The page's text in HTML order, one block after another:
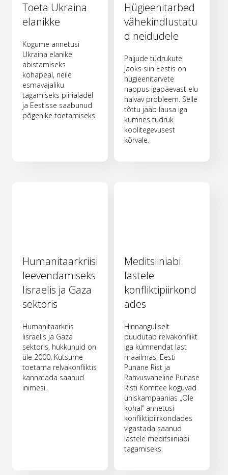
Toeta Ukraina
elanikke
Kogume annetusi
Ukraina elanike
abistamiseks
kohapeal, neile
esmavajaliku
tagamiseks piirialadel
ja Eestisse saabunud
põgenike toetamiseks.
Hügieenitarbed
vähekindlustatu
d neidudele
Paljude tüdrukute
jaoks siin Eestis on
hügieenitarvete
nappus igapäevast elu
halvav probleem. Selle
tõttu jääb lausa iga
kümnes tüdruk
koolitegevusest
kõrvale.
Humanitaarkriisi
leevendamiseks
Iisraelis ja Gaza
sektoris
Humanitaarkriis
Iisraelis ja Gaza
sektoris, hukkunuid on
üle 2000. Kutsume
toetama relvakonfliktis
kannatada saanud
inimesi.
Meditsiiniabi
lastele
konfliktipiirkond
ades
Hinnanguliselt
puudutab relvakonflikt
iga kümnendat last
maailmas. Eesti
Punane Rist ja
Rahvusvaheline Punase
Risti Komitee koguvad
ühiskampaanias „Ole
kohal“ annetusi
konfliktipiirkondades
vigastada saanud
lastele meditsiiniabi
tagamiseks.